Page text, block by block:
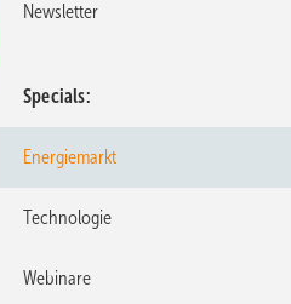
in die Energiemärkte
(Die Tagungssprache ist
Newsletter
Specials
Energiemarkt
Technologie
Webinare